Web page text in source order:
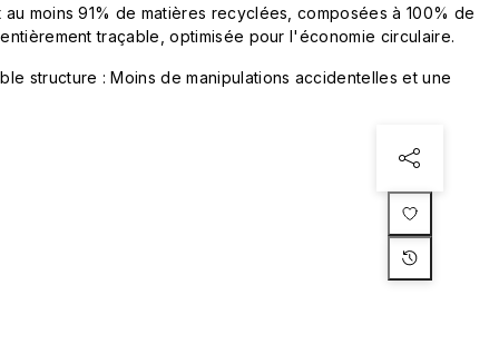
moins 91% de matières recyclées, composées à 100% de
traçable, optimisée pour l'économie circulaire.
structure : Moins de manipulations accidentelles et une